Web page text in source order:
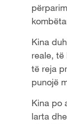
Kina
reale, të
të reja
punojë
Kina po
larta